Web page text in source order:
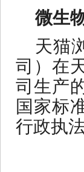
微生
天猫
司）在
司生产
国家标
行政执